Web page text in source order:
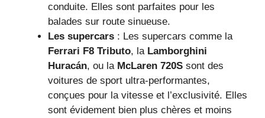
conduite. Elles sont parfaites pour les
balades sur route sinueuse.
Les supercars : Les supercars comme la
Ferrari F8 Tributo, la Lamborghini
Huracán, ou la McLaren 720S sont des
voitures de sport ultra-performantes,
conçues pour la vitesse et l’exclusivité. Elles
sont évidement bien plus chères et moins